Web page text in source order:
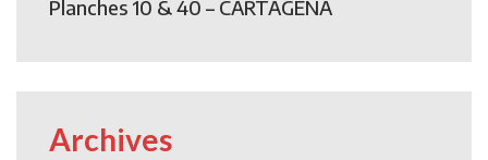
Planches 10 & 40 – CARTAGENA
Archives